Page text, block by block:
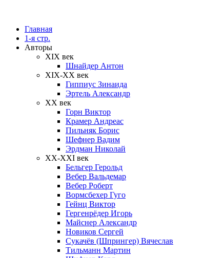
Главная
1-я стр.
Авторы
XIX век
Шнайдер Антон
XIX-XX век
Гиппиус Зинаида
Эртель Александр
XX век
Горн Виктор
Крамер Андреас
Пильняк Борис
Шефнер Вадим
Эрдман Николай
ХХ-XXI век
Бельгер Герольд
Вебер Вальдемар
Вебер Роберт
Вормсбехер Гуго
Гейнц Виктор
Гергенрёдер Игорь
Майснер Александр
Новиков Сергей
Сукачёв (Шпрингер) Вячеслав
Тильманн Мартин